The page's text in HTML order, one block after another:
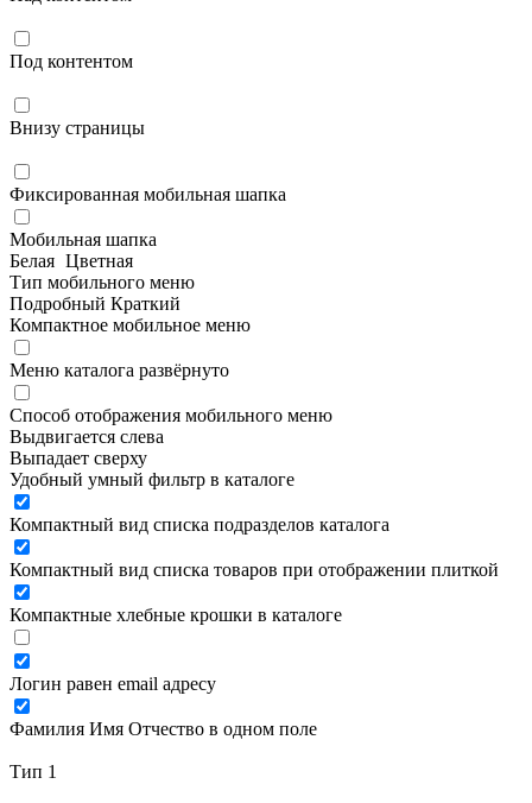
Под контентом
Внизу страницы
Фиксированная мобильная шапка
Мобильная шапка
Белая Цветная
Тип мобильного меню
Подробный Краткий
Компактное мобильное меню
Меню каталога развёрнуто
Способ отображения мобильного меню
Выдвигается слева
Выпадает сверху
Удобный умный фильтр в каталоге
Компактный вид списка подразделов каталога
Компактный вид списка товаров при отображении плиткой
Компактные хлебные крошки в каталоге
Логин равен email адресу
Фамилия Имя Отчество в одном поле
Тип 1